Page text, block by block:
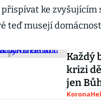
ke zvyšujícím
teď musejí
Každý
krizi
jen
zařídil